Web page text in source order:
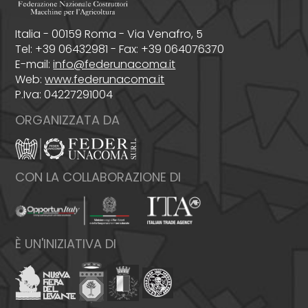
Italia - 00159 Roma - Via Venafro, 5
Tel: +39 06432981 - Fax: +39 064076370
E-mail:info@federunacoma.it
Web:www.federunacoma.it
P.Iva: 04227291004
ORGANIZZATA DA
CON LA COLLABORAZIONE DI
È UN'INIZIATIVA DI